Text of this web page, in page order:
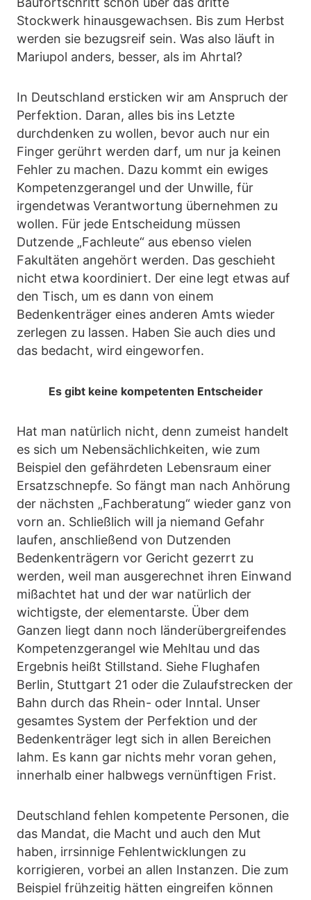
Stockwerk hinausgewachsen. Bis zum Herbst
werden sie bezugsreif sein. Was also läuft in
Mariupol anders, besser, als im Ahrtal?
In Deutschland ersticken wir am Anspruch der
Perfektion. Daran, alles bis ins Letzte
durchdenken zu wollen, bevor auch nur ein
Finger gerührt werden darf, um nur ja keinen
Fehler zu machen. Dazu kommt ein ewiges
Kompetenzgerangel und der Unwille, für
irgendetwas Verantwortung übernehmen zu
wollen. Für jede Entscheidung müssen
Dutzende „Fachleute“ aus ebenso vielen
Fakultäten angehört werden. Das geschieht
nicht etwa koordiniert. Der eine legt etwas auf
den Tisch, um es dann von einem
Bedenkenträger eines anderen Amts wieder
zerlegen zu lassen. Haben Sie auch dies und
das bedacht, wird eingeworfen.
Es gibt keine kompetenten Entscheider
Hat man natürlich nicht, denn zumeist handelt
es sich um Nebensächlichkeiten, wie zum
Beispiel den gefährdeten Lebensraum einer
Ersatzschnepfe. So fängt man nach Anhörung
der nächsten „Fachberatung“ wieder ganz von
vorn an. Schließlich will ja niemand Gefahr
laufen, anschließend von Dutzenden
Bedenkenträgern vor Gericht gezerrt zu
werden, weil man ausgerechnet ihren Einwand
mißachtet hat und der war natürlich der
wichtigste, der elementarste. Über dem
Ganzen liegt dann noch länderübergreifendes
Kompetenzgerangel wie Mehltau und das
Ergebnis heißt Stillstand. Siehe Flughafen
Berlin, Stuttgart 21 oder die Zulaufstrecken der
Bahn durch das Rhein- oder Inntal. Unser
gesamtes System der Perfektion und der
Bedenkenträger legt sich in allen Bereichen
lahm. Es kann gar nichts mehr voran gehen,
innerhalb einer halbwegs vernünftigen Frist.
Deutschland fehlen kompetente Personen, die
das Mandat, die Macht und auch den Mut
haben, irrsinnige Fehlentwicklungen zu
korrigieren, vorbei an allen Instanzen. Die zum
Beispiel frühzeitig hätten eingreifen können